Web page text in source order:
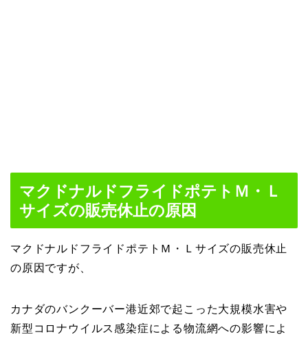
マクドナルドフライドポテトＭ・Ｌ
サイズの販売休止の原因
マクドナルドフライドポテトＭ・Ｌサイズの販売休止
の原因ですが、
カナダのバンクーバー港近郊で起こった大規模水害や
新型コロナウイルス感染症による物流網への影響によ